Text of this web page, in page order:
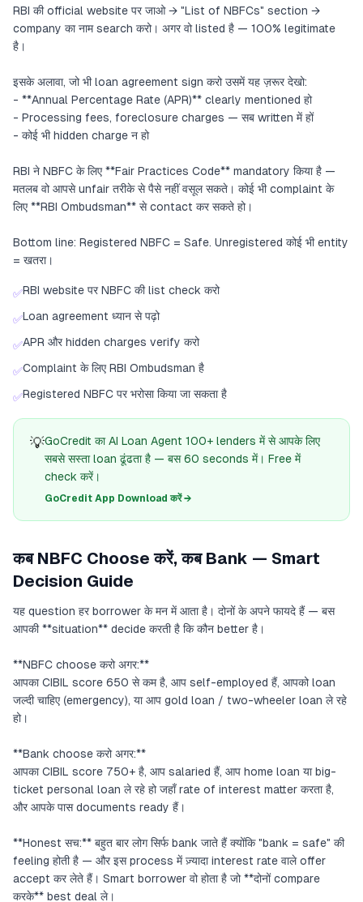
RBI की official website पर जाओ → "List of NBFCs" section →
company का नाम search करो। अगर वो listed है — 100% legitimate
है।
इसके अलावा, जो भी loan agreement sign करो उसमें यह ज़रूर देखो:
- **Annual Percentage Rate (APR)** clearly mentioned हो
- Processing fees, foreclosure charges — सब written में हों
- कोई भी hidden charge न हो
RBI ने NBFC के लिए **Fair Practices Code** mandatory किया है —
मतलब वो आपसे unfair तरीके से पैसे नहीं वसूल सकते। कोई भी complaint के
लिए **RBI Ombudsman** से contact कर सकते हो।
Bottom line: Registered NBFC = Safe. Unregistered कोई भी entity
= खतरा।
✅RBI website पर NBFC की list check करो
✅Loan agreement ध्यान से पढ़ो
✅APR और hidden charges verify करो
✅Complaint के लिए RBI Ombudsman है
✅Registered NBFC पर भरोसा किया जा सकता है
💡GoCredit का AI Loan Agent 100+ lenders में से आपके लिए
सबसे सस्ता loan ढूंढता है — बस 60 seconds में। Free में
check करें।
GoCredit App Download करें →
कब NBFC Choose करें, कब Bank — Smart
Decision Guide
यह question हर borrower के मन में आता है। दोनों के अपने फायदे हैं — बस
आपकी **situation** decide करती है कि कौन better है।
**NBFC choose करो अगर:**
आपका CIBIL score 650 से कम है, आप self-employed हैं, आपको loan
जल्दी चाहिए (emergency), या आप gold loan / two-wheeler loan ले रहे
हो।
**Bank choose करो अगर:**
आपका CIBIL score 750+ है, आप salaried हैं, आप home loan या big-
ticket personal loan ले रहे हो जहाँ rate of interest matter करता है,
और आपके पास documents ready हैं।
**Honest सच:** बहुत बार लोग सिर्फ bank जाते हैं क्योंकि "bank = safe" की
feeling होती है — और इस process में ज़्यादा interest rate वाले offer
accept कर लेते हैं। Smart borrower वो होता है जो **दोनों compare
करके** best deal ले।